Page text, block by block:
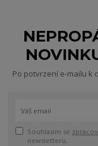
Po potvrzení e-mailu k
Souhlasím se
newsletteru.